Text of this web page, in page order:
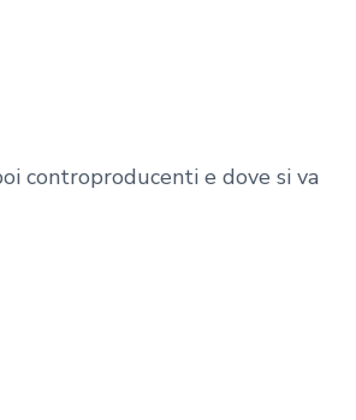
controproducenti e dove si va